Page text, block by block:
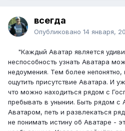
всегда
Опубликовано 14 января,
"Каждый Аватар является
неспособность узнать Аватара
недоумения. Тем более
ощутить присутствие Аватара. И
что можно находиться рядом с
пребывать в унынии. Быть рядом с
Аватаром, петь и развлекаться
не понимать истину об Аватаре -